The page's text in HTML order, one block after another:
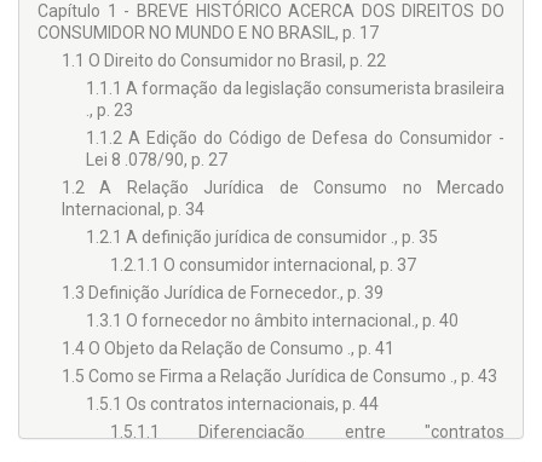
Capítulo 1 - BREVE HISTÓRICO ACERCA DOS DIREITOS DO
CONSUMIDOR NO MUNDO E NO BRASIL, p. 17
1.1 O Direito do Consumidor no Brasil, p. 22
1.1.1 A formação da legislação consumerista brasileira
., p. 23
1.1.2 A Edição do Código de Defesa do Consumidor -
Lei 8 .078/90, p. 27
1.2 A Relação Jurídica de Consumo no Mercado
Internacional, p. 34
1.2.1 A definição jurídica de consumidor ., p. 35
1.2.1.1 O consumidor internacional, p. 37
1.3 Definição Jurídica de Fornecedor., p. 39
1.3.1 O fornecedor no âmbito internacional., p. 40
1.4 O Objeto da Relação de Consumo ., p. 41
1.5 Como se Firma a Relação Jurídica de Consumo ., p. 43
1.5.1 Os contratos internacionais, p. 44
1.5.1.1 Diferenciação entre "contratos